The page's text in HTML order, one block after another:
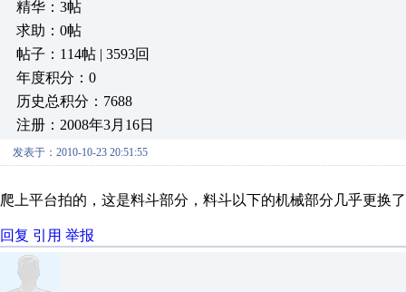
精华：3帖
求助：0帖
帖子：114帖 | 3593回
年度积分：0
历史总积分：7688
注册：2008年3月16日
发表于：2010-10-23 20:51:55
爬上平台拍的，这是料斗部分，料斗以下的机械部分几乎更换
回复 引用 举报